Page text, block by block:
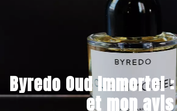
Byredo Oud
et mon